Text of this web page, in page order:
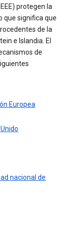
protegen la
que significa que
de la
e Islandia. El
de
Europea
nacional de